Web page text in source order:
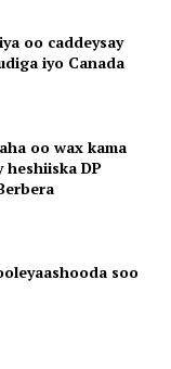
oo caddeysay
iyo Canada
oo wax kama
DP
soo